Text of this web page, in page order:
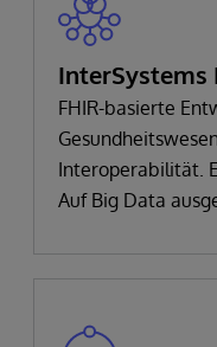
InterSystems
FHIR-basierte
Interoperabilität.
Auf Big Data